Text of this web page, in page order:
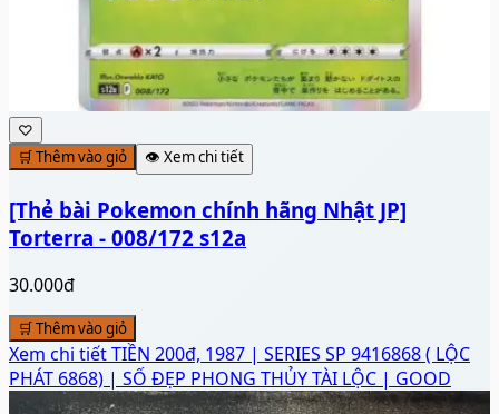
♡
🛒 Thêm vào giỏ
👁️ Xem chi tiết
[Thẻ bài Pokemon chính hãng Nhật JP]
Torterra - 008/172 s12a
30.000đ
🛒 Thêm vào giỏ
Xem chi tiếtTIỀN 200đ, 1987 | SERIES SP 9416868 ( LỘC
PHÁT 6868) | SỐ ĐẸP PHONG THỦY TÀI LỘC | GOOD